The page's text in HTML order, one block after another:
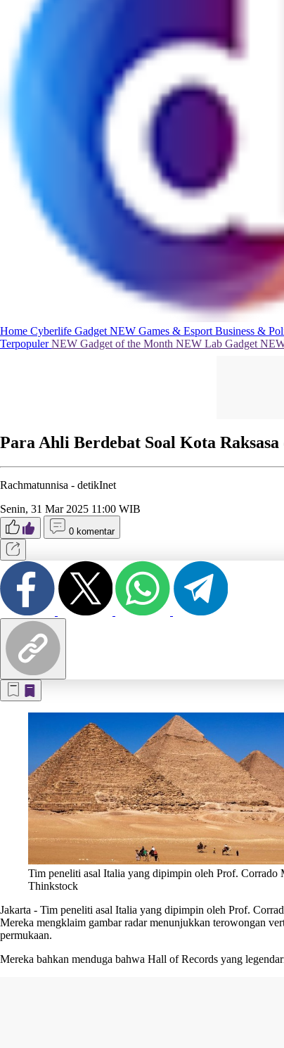
Home Cyberlife Gadget NEW Games & Esport Business &
TerpopulerNEW Gadget of the Month NEW Lab Gadget
Para Ahli Berdebat Soal Kota
Rachmatunnisa - detikInet
Senin, 31 Mar 2025 11:00 WIB
0 komentar
Tim peneliti asal Italia yang dipimpin oleh Prof. Corrado
Thinkstock
Jakarta - Tim peneliti asal Italia yang dipimpin oleh Prof.
Mereka mengklaim gambar radar menunjukkan terowongan
permukaan.
Mereka bahkan menduga bahwa Hall of Records yang